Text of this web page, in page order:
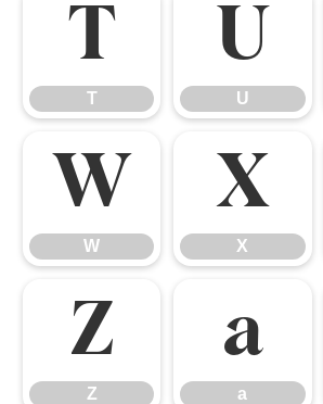
T
T
U
U
W
W
X
X
Z
Z
a
a